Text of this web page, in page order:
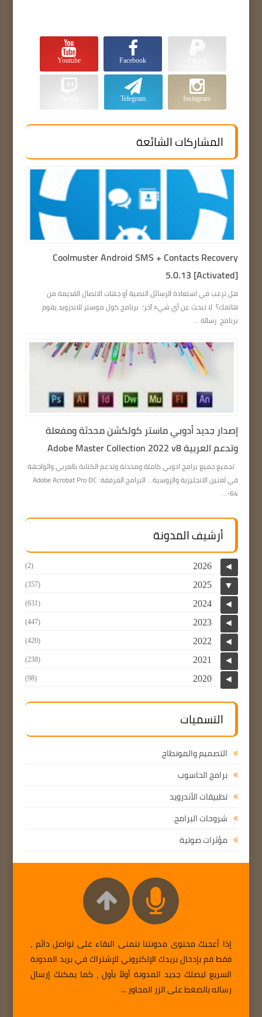
Facebook
Youtube
Instagram
Telegram
المشاركات الشائعة
Coolmuster Android SMS + Contacts Recovery
5.0.13 [Activated]
هل ترغب في استعادة الرسائل النصية أو جهات الاتصال القديمة من
هاتفك؟ لا تبحث عن أي شيء آخر؛ برنامج كول موستر للاندرويد يقوم
برنامج رسالة ...
إصدار جديد أدوبي ماستر كولكشن محدثة ومفعلة
وتدعم العربية Adobe Master Collection 2022 v8
تجميع جميع برامج ادوبي كاملة ومحدثة وتدعم الكتابة بالعربي والواجهة
في لغتين الانجليزية والروسية… البرامج المرفقة: Adobe Acrobat Pro DC
64-...
أرشيف المدونة
◄
2026
(2)
▼
2025
(357)
◄
2024
(631)
◄
2023
(447)
◄
2022
(420)
◄
2021
(238)
◄
2020
(98)
التسميات
التصميم والمونطاج
برامج الحاسوب
تطبيقات الأندرويد
شروحات البرامج
مؤثرات صوتية
إذا أعجبك محتوى مدونتنا نتمنى البقاء على تواصل دائم ،
فقط قم بإدخال بريدك الإلكتروني للإشتراك في بريد المدونة
السريع ليصلك جديد المدونة أولاً بأول ، كما يمكنك إرسال
رساله بالضغط على الزر المجاور ...